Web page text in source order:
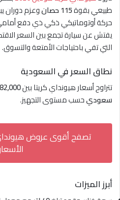
طبيعي بقوة115 حصان وعزم دوران
حركة أوتوماتيكي ذكي ذي دفع
يفتش عن سيارة تجمع بين السعر
التي تفي باحتياجات الأمتعة والتسوق.
نطاق السعر في السعودية
تتراوح أسعار هيونداي كريتا بين82,000 ريال سعودي
سعوديحسب مستوى التجهيز.
أبرز الميزات